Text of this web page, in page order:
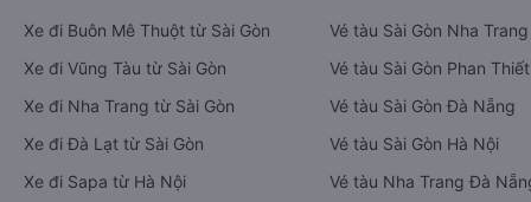
Xe đi Buôn Mê Thuột từ Sài Gòn
Xe đi Vũng Tàu từ Sài Gòn
Xe đi Nha Trang từ Sài Gòn
Xe đi Đà Lạt từ Sài Gòn
Xe đi Sapa từ Hà Nội
Vé tàu Sài Gòn Nha Trang
Vé tàu Sài Gòn Phan Thiết
Vé tàu Sài Gòn Đà Nẵng
Vé tàu Sài Gòn Hà Nội
Vé tàu Nha Trang Đà